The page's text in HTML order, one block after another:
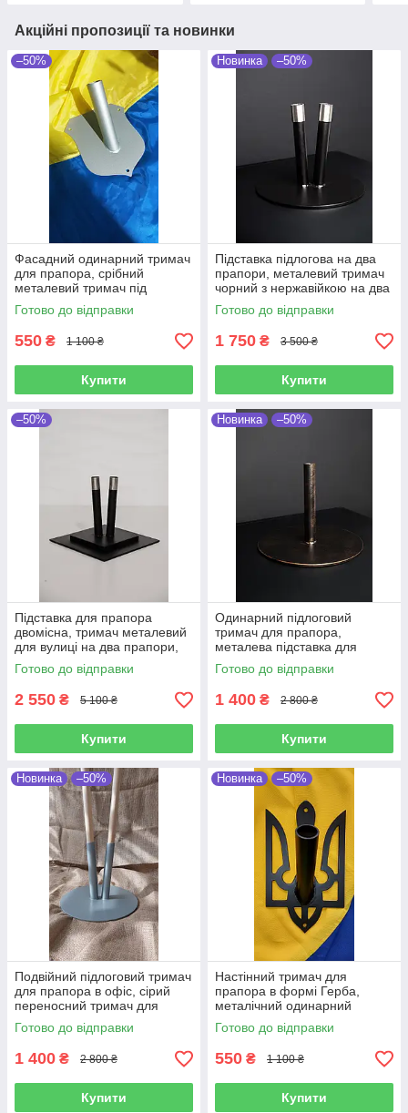
Акційні пропозиції та новинки
–50%
Фасадний одинарний тримач
для прапора, срібний
металевий тримач під
флагшток 18х14х2.8 см
Готово до відправки
550 ₴ 1 100 ₴
Купити
Новинка –50%
Підставка підлогова на два
прапори, металевий тримач
чорний з нержавійкою на два
прапори
Готово до відправки
1 750 ₴ 3 500 ₴
Купити
–50%
Підставка для прапора
двомісна, тримач металевий
для вулиці на два прапори,
важка металева підставка
для прапора колір чорний
Готово до відправки
2 550 ₴ 5 100 ₴
Купити
Новинка –50%
Одинарний підлоговий
тримач для прапора,
металева підставка для
прапора колір платина
діаметр 31 см
Готово до відправки
1 400 ₴ 2 800 ₴
Купити
Новинка –50%
Подвійний підлоговий тримач
для прапора в офіс, сірий
переносний тримач для
прапора в приміщення,
підставка подвійна для
прапора
Готово до відправки
1 400 ₴ 2 800 ₴
Купити
Новинка –50%
Настінний тримач для
прапора в формі Герба,
металічний одинарний
тримач під флагшток чорно-
матовий в формі Тризуба,
27,5х16,5 см
Готово до відправки
550 ₴ 1 100 ₴
Купити